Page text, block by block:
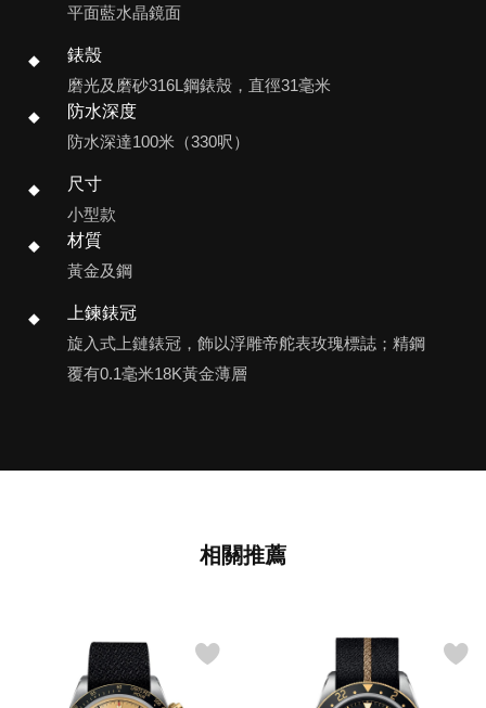
平面藍水晶鏡面
錶殼
磨光及磨砂316L鋼錶殼，直徑31毫米
防水深度
防水深達100米（330呎）
尺寸
小型款
材質
黃金及鋼
上鍊錶冠
旋入式上鏈錶冠，飾以浮雕帝舵表玫瑰標誌；精鋼
覆有0.1毫米18K黃金薄層
相關推薦